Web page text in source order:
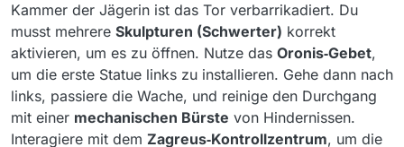
Kammer der Jägerin ist das Tor verbarrikadiert. Du
musst mehrere Skulpturen (Schwerter) korrekt
aktivieren, um es zu öffnen. Nutze das Oronis‑Gebet,
um die erste Statue links zu installieren. Gehe dann nach
links, passiere die Wache, und reinige den Durchgang
mit einer mechanischen Bürste von Hindernissen.
Interagiere mit dem Zagreus‑Kontrollzentrum, um die